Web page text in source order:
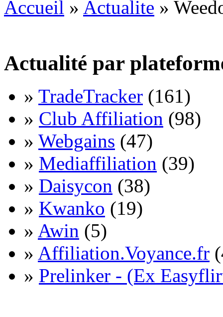
Accueil » Actualite »
Actualité par
» TradeTracker (161)
» Club Affiliation (98)
» Webgains (47)
» Mediaffiliation (39)
» Daisycon (38)
» Kwanko (19)
» Awin (5)
» Affiliation.Voyance.fr
» Prelinker - (Ex